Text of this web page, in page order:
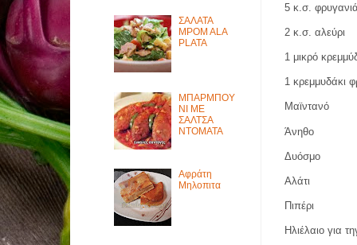
5 κ.σ.
2 κ.σ. αλεύρι
1 μικρό
1 κρεμμυδάκι
Μαϊντανό
Άνηθο
Δυόσμο
Αλάτι
Πιπέρι
Ηλιέλαιο για
ΣΑΛΑΤΑ
MPOM ALA
PLATA
ΜΠΑΡΜΠΟΥ
ΝΙ ΜΕ
ΣΑΛΤΣΑ
ΝΤΟΜΑΤΑ
Αφράτη
Μηλοπιτα